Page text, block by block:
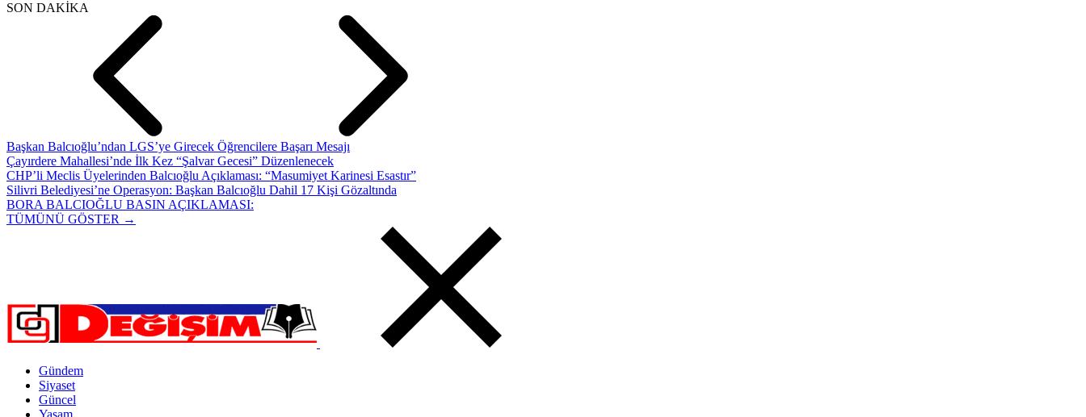
SON DAKİKA
Başkan Balcıoğlu’ndan LGS’ye Girecek Öğrencilere Başarı Mesajı
Çayırdere Mahallesi’nde İlk Kez “Şalvar Gecesi” Düzenlenecek
CHP’li Meclis Üyelerinden Balcıoğlu Açıklaması: “Masumiyet Karinesi Esastır”
Silivri Belediyesi’ne Operasyon: Başkan Balcıoğlu Dahil 17 Kişi Gözaltında
BORA BALCIOĞLU BASIN AÇIKLAMASI:
TÜMÜNÜ GÖSTER →
Gündem
Siyaset
Güncel
Yaşam